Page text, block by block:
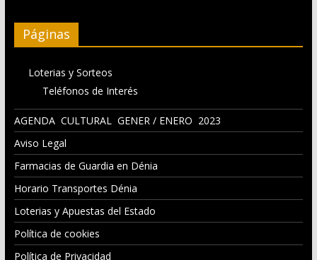
Páginas
Loterias y Sorteos
Teléfonos de Interés
AGENDA CULTURAL GENER / ENERO 2023
Aviso Legal
Farmacias de Guardia en Dénia
Horario Transportes Dénia
Loterias y Apuestas del Estado
Política de cookies
Política de Privacidad